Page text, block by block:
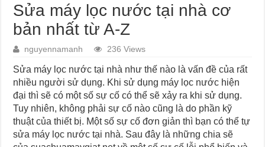
Sửa máy lọc nước tại nhà cơ
bản nhất từ A-Z
nguyennamanh 236 Views
Sửa máy lọc nước tại nhà như thế nào là vấn đề của rất
nhiều người sử dụng. Khi sử dụng máy lọc nước hiện
đại thì sẽ có một số sự cố có thể sẽ xảy ra khi sử dụng.
Tuy nhiên, không phải sự cố nào cũng là do phần kỹ
thuật của thiết bị. Một số sự cố đơn giản thì bạn có thể tự
sửa máy lọc nước tại nhà. Sau đây là những chia sẽ